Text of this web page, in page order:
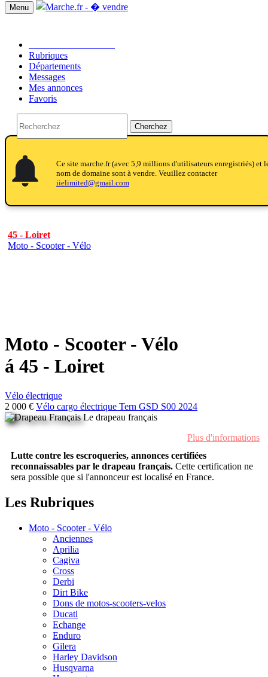
Menu
Rubriques
Départements
Messages
Mes annonces
Favoris
Cherchez
notifications
notifications
Ce site marche.fr (avec 5,9 millions d'utilisateurs enregistriés) et
nom de domaine sont à vendre. Veuillez contacter
iielimited@gmail.com
45 - Loiret
Moto - Scooter - Vélo
Moto - Scooter - Vélo
á 45 - Loiret
Vélo électrique
2 000 € Vélo cargo électrique Tern GSD S00 2024
Le drapeau français
Plus d'informations
Lutte contre les escroqueries, annonces certifiées
reconnaissables par le drapeau français. Cette certification ne
sera possible que si l'annonceur est localisé en France.
Les Rubriques
Moto - Scooter - Vélo
Anciennes
Aprilia
Cagiva
Cross
Derbi
Dirt Bike
Dons de motos-scooters-velos
Ducati
Echange
Enduro
Gilera
Harley Davidson
Husqvarna